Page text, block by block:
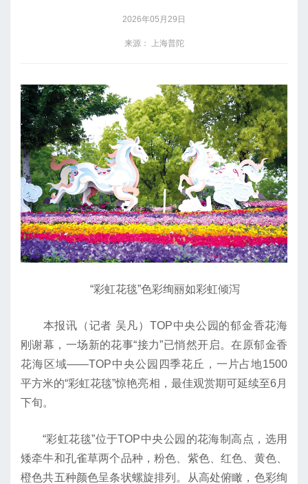
2026年05月29日
来源： 上海普陀
“彩虹花毯”色彩绚丽如彩虹倾泻
本报讯（记者 吴凡）TOP中央公园的郁金香花海
刚谢幕，一场新的花事“接力”已悄然开启。在原郁金香
花海区域——TOP中央公园四季花丘，一片占地1500
平方米的“彩虹花毯”惊艳亮相，最佳观赏期可延续至6月
下旬。
“彩虹花毯”位于TOP中央公园的花海制高点，选用
矮牵牛和孔雀草两个品种，粉色、紫色、红色、黄色、
橙色共五种颜色呈条状螺旋排列。从高处俯瞰，色彩绚